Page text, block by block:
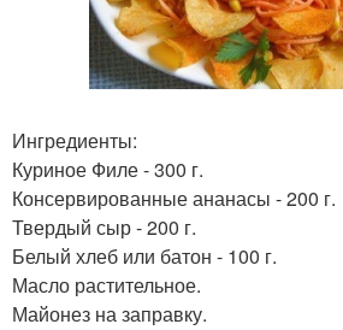
Ингредиенты:
Куриное Филе - 300 г.
Консервированные ананасы - 200 г.
Твердый сыр - 200 г.
Белый хлеб или батон - 100 г.
Масло растительное.
Майонез на заправку.